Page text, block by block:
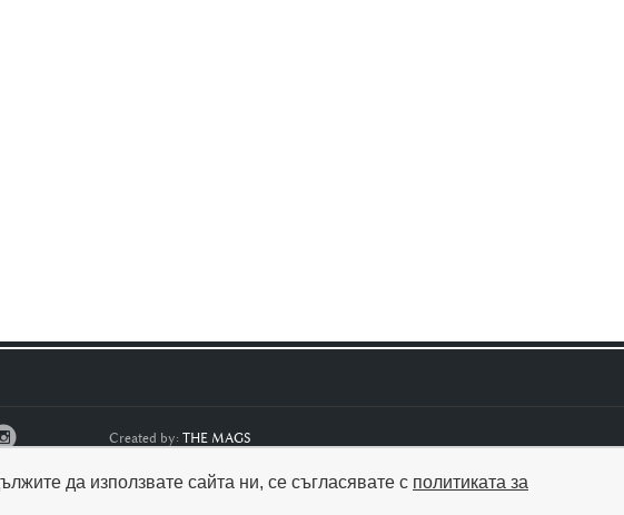
Created by: THE MAGS
да използвате сайта ни, се съгласявате с политиката за